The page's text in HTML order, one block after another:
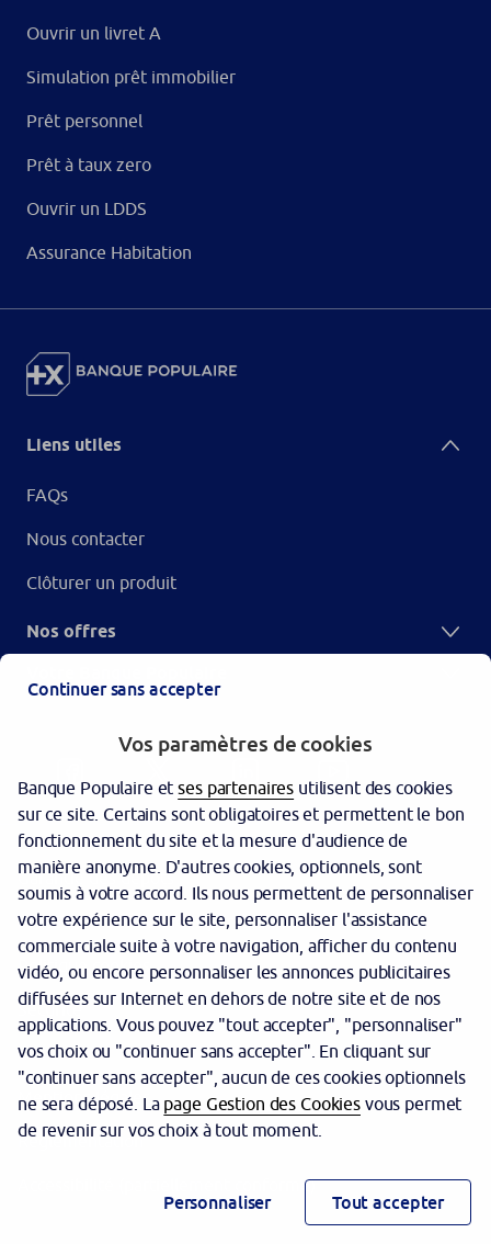
Ouvrir un livret A
Simulation prêt immobilier
Prêt personnel
Prêt à taux zero
Ouvrir un LDDS
Assurance Habitation
Liens utiles
FAQs
Nous contacter
Clôturer un produit
Nos offres
Garantie des dépôts
Protection des données personnelles
Politique cookies
Sécurité
Tarifs
Mentions légales
Réglementation
Accessibilité (partiellement conforme)
Continuer sans accepter
Vos paramètres de cookies
Banque Populaire etses partenaires utilisent des cookies
sur ce site. Certains sont obligatoires et permettent le bon
fonctionnement du site et la mesure d'audience de
manière anonyme. D'autres cookies, optionnels, sont
soumis à votre accord. Ils nous permettent de personnaliser
votre expérience sur le site, personnaliser l'assistance
commerciale suite à votre navigation, afficher du contenu
vidéo, ou encore personnaliser les annonces publicitaires
diffusées sur Internet en dehors de notre site et de nos
applications. Vous pouvez "tout accepter", "personnaliser"
vos choix ou "continuer sans accepter". En cliquant sur
"continuer sans accepter", aucun de ces cookies optionnels
ne sera déposé. La page Gestion des Cookiesvous permet
de revenir sur vos choix à tout moment.
Personnaliser Tout accepter